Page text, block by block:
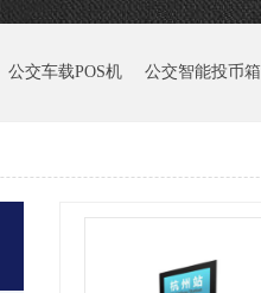
公交车载POS机 公交智能投币箱